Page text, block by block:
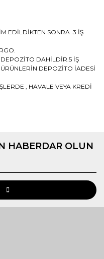
EDİLDİKTEN SONRA 3 İŞ
DAHİLDİR.5 İŞ
DEPOZİTO İADESİ
, HAVALE VEYA KREDİ
ederiz.
görüntülenemiyor.
bulunuyor.
olmalı.
HABERDAR OLUN